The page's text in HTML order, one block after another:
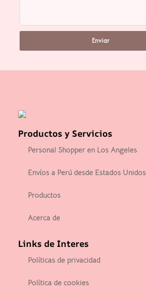
Enviar
Productos y Servicios
Personal Shopper en Los Angeles
Envíos a Perú desde Estados Unidos
Productos
Acerca de
Links de Interes
Políticas de privacidad
Política de cookies